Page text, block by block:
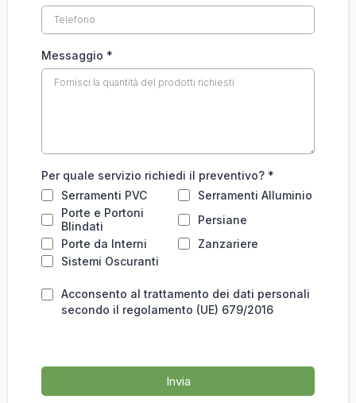
Messaggio *
Per quale servizio richiedi il preventivo? *
Serramenti PVC
Serramenti Alluminio
Porte e Portoni
Blindati
Persiane
Porte da Interni
Zanzariere
Sistemi Oscuranti
Acconsento al trattamento dei dati personali
secondo il regolamento (UE) 679/2016
Invia